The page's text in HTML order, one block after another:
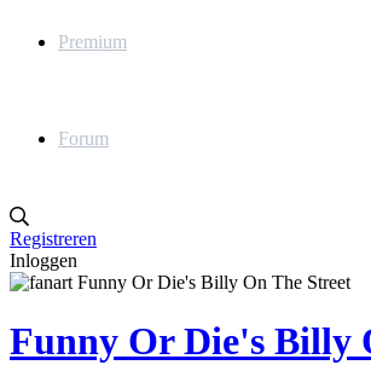
Premium
Forum
Registreren
Inloggen
Funny Or Die's Billy